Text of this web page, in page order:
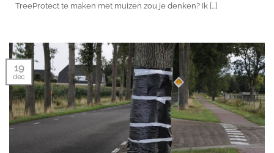
TreeProtect te maken met muizen zou je denken? Ik [...]
19
dec